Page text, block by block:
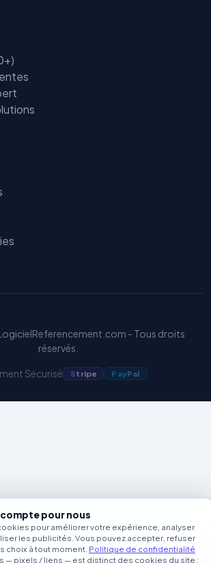
- Tous droits
réservés.
Sécurisé Stripe PayPal
pour nous
pour améliorer votre expérience, analyser
les publicités. Vous pouvez accepter, refuser
choix à tout moment. Politique de confidentialité
— pixels / liens — est distinct des cookies du site ;